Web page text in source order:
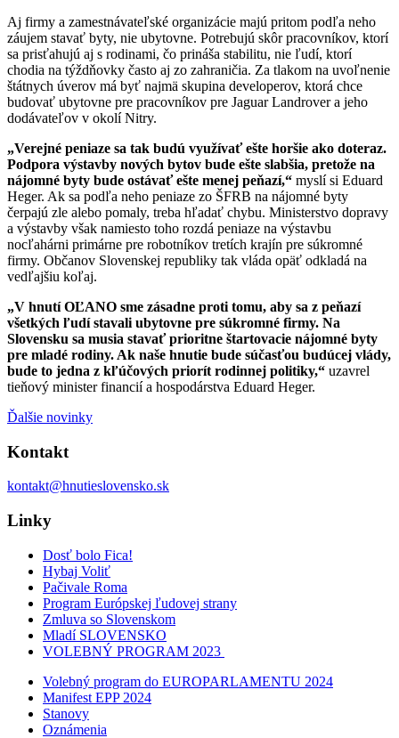
Aj firmy a zamestnávateľské organizácie majú pritom podľa neho
záujem stavať byty, nie ubytovne. Potrebujú skôr pracovníkov, ktorí
sa prisťahujú aj s rodinami, čo prináša stabilitu, nie ľudí, ktorí
chodia na týždňovky často aj zo zahraničia. Za tlakom na uvoľnenie
štátnych úverov má byť najmä skupina developerov, ktorá chce
budovať ubytovne pre pracovníkov pre Jaguar Landrover a jeho
dodávateľov v okolí Nitry.
„Verejné peniaze sa tak budú využívať ešte horšie ako doteraz.
Podpora výstavby nových bytov bude ešte slabšia, pretože na
nájomné byty bude ostávať ešte menej peňazí,“ myslí si Eduard
Heger. Ak sa podľa neho peniaze zo ŠFRB na nájomné byty
čerpajú zle alebo pomaly, treba hľadať chybu. Ministerstvo dopravy
a výstavby však namiesto toho rozdá peniaze na výstavbu
nocľahárni primárne pre robotníkov tretích krajín pre súkromné
firmy. Občanov Slovenskej republiky tak vláda opäť odkladá na
vedľajšiu koľaj.
„V hnutí OĽANO sme zásadne proti tomu, aby sa z peňazí
všetkých ľudí stavali ubytovne pre súkromné firmy. Na
Slovensku sa musia stavať prioritne štartovacie nájomné byty
pre mladé rodiny. Ak naše hnutie bude súčasťou budúcej vlády,
bude to jedna z kľúčových priorít rodinnej politiky,“ uzavrel
tieňový minister financií a hospodárstva Eduard Heger.
Ďalšie novinky
Kontakt
kontakt@hnutieslovensko.sk
Linky
Dosť bolo Fica!
Hybaj Voliť
Pačivale Roma
Program Európskej ľudovej strany
Zmluva so Slovenskom
Mladí SLOVENSKO
VOLEBNÝ PROGRAM 2023
Volebný program do EUROPARLAMENTU 2024
Manifest EPP 2024
Stanovy
Oznámenia